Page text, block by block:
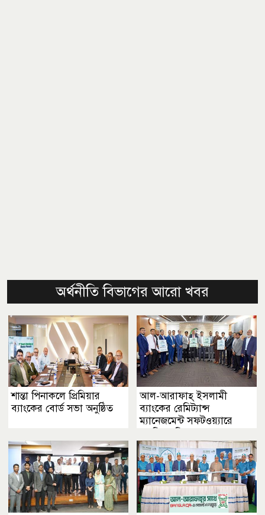
অর্থনীতি বিভাগের আরো খবর
শান্তা পিনাকলে প্রিমিয়ার
ব্যাংকের বোর্ড সভা অনুষ্ঠিত
আল-আরাফাহ্ ইসলামী
ব্যাংকের রেমিট্যান্স
ম্যানেজমেন্ট সফটওয়্যারে